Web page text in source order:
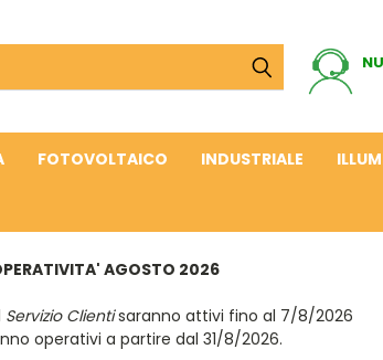
FOTOVOLTAICO INDUSTRIALE
AGOSTO 2026
Servizio Clientisaranno attivi fino al 7/8/2026
operativi a partire dal 31/8/2026.